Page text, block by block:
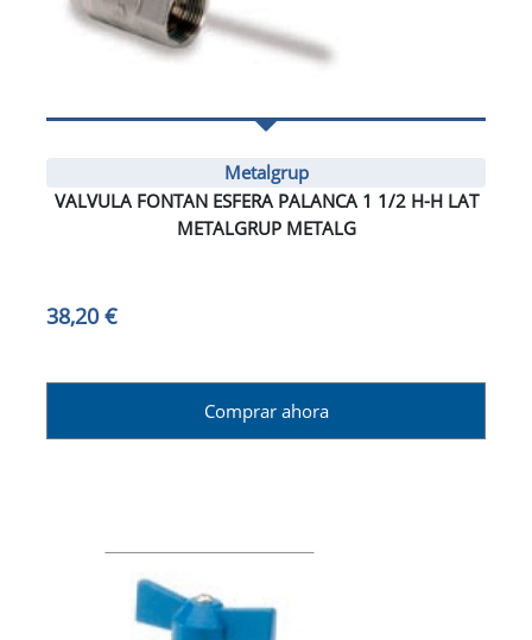
Metalgrup
VALVULA FONTAN ESFERA PALANCA 1 1/2 H-H LAT
METALGRUP METALG
38,20 €
Comprar ahora